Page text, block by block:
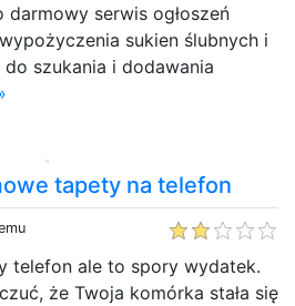
darmowy serwis ogłoszeń
sukien ślubnych i
szukania i dodawania
tapety na telefon
telefon ale to spory wydatek.
że Twoja komórka stała się